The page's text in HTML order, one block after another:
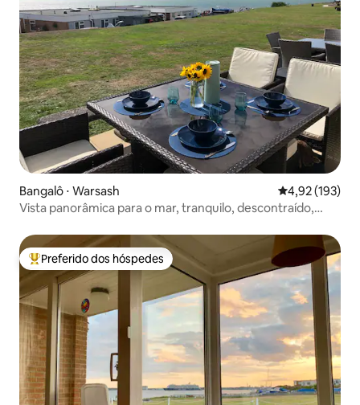
Bangalô ⋅ Warsash 4,92 de uma
4,92 (193)
Vista panorâmica para o mar, tranquilo, descontraído,
Entre os melhores preferidos dos hóspedes
Preferido dos hóspedes